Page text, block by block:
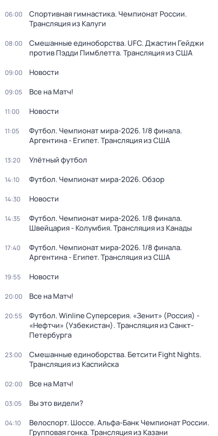
06:00
Спортивная гимнастика. Чемпионат России.
Трансляция из Калуги
08:00
Смешанные единоборства. UFC. Джастин Гейджи
против Пэдди Пимблетта. Трансляция из США
09:00 Новости
09:05 Все на Матч!
11:00 Новости
11:05
Футбол. Чемпионат мира-2026. 1/8 финала.
Аргентина - Египет. Трансляция из США
13:20 Улётный футбол
14:10 Футбол. Чемпионат мира-2026. Обзор
14:30 Новости
14:35
Футбол. Чемпионат мира-2026. 1/8 финала.
Швейцария - Колумбия. Трансляция из Канады
17:40
Футбол. Чемпионат мира-2026. 1/8 финала.
Аргентина - Египет. Трансляция из США
19:55 Новости
20:00 Все на Матч!
20:55
Футбол. Winline Суперсерия. «Зенит» (Россия) -
«Нефтчи» (Узбекистан). Трансляция из Санкт-
Петербурга
23:00
Смешанные единоборства. Бетсити Fight Nights.
Трансляция из Каспийска
02:00 Все на Матч!
03:05 Вы это видели?
04:10
Велоспорт. Шоссе. Альфа-Банк Чемпионат России.
Групповая гонка. Трансляция из Казани